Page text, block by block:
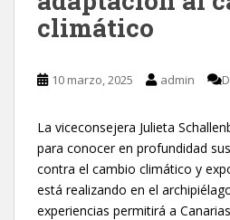
climático
10 marzo, 2025 admin
La viceconsejera Julieta
para conocer en profundidad
contra el cambio climático y
está realizando en el
experiencias permitirá a